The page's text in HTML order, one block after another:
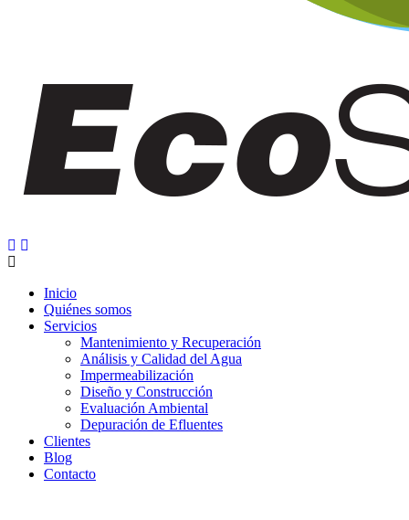
Inicio
Quiénes somos
Servicios
Mantenimiento y Recuperación
Análisis y Calidad del Agua
Impermeabilización
Diseño y Construcción
Evaluación Ambiental
Depuración de Efluentes
Clientes
Blog
Contacto